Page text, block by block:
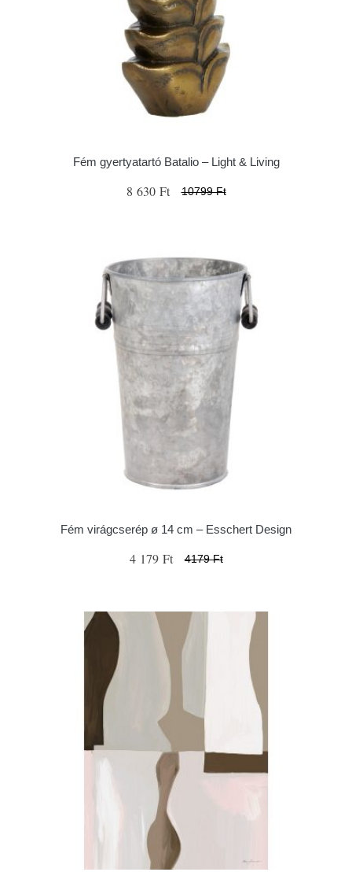
Fém gyertyatartó Batalio – Light & Living
8 630 Ft 10799 Ft
Fém virágcserép ø 14 cm – Esschert Design
4 179 Ft 4179 Ft